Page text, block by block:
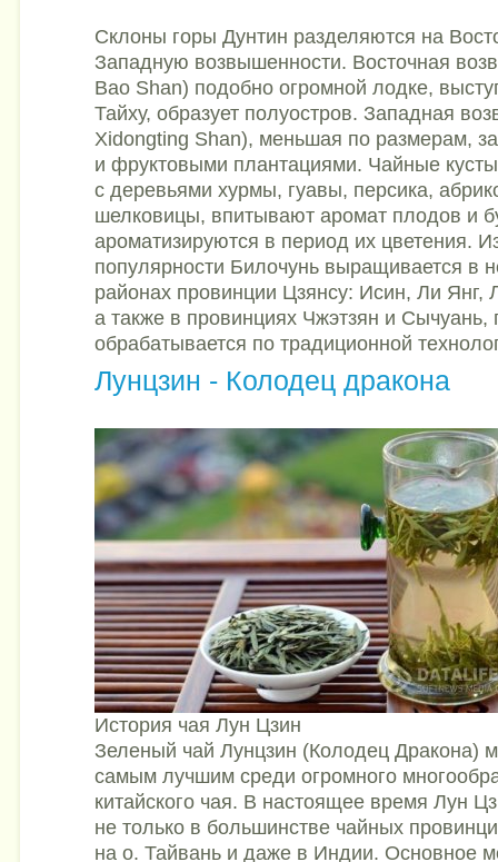
Склоны горы Дунтин разделяются на
Западную возвышенности. Восточная
Bao Shan) подобно огромной лодке,
Тайху, образует полуостров. Западная
Xidongting Shan), меньшая по размерам,
и фруктовыми плантациями. Чайные
с деревьями хурмы, гуавы, персика,
шелковицы, впитывают аромат плодов и
ароматизируются в период их цветения.
популярности Билочунь выращивается в
районах провинции Цзянсу: Исин, Ли Янг,
а также в провинциях Чжэтзян и Сычуань,
обрабатывается по традиционной
Лунцзин - Колодец дракона
История чая Лун Цзин
Зеленый чай Лунцзин (Колодец Дракона)
самым лучшим среди огромного
китайского чая. В настоящее время Лун
не только в большинстве чайных
на о. Тайвань и даже в Индии. Основное